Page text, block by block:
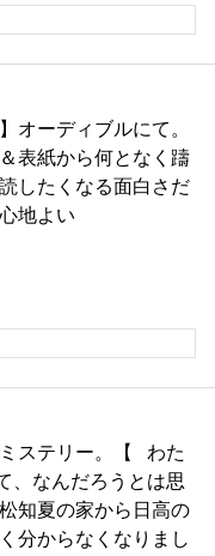
オーディブルにて。
表紙から何となく躊
したくなる面白さだ
地よい
ステリー。【⠀わた
、なんだろうとは思
知夏の家から日高の
分からなくなりまし